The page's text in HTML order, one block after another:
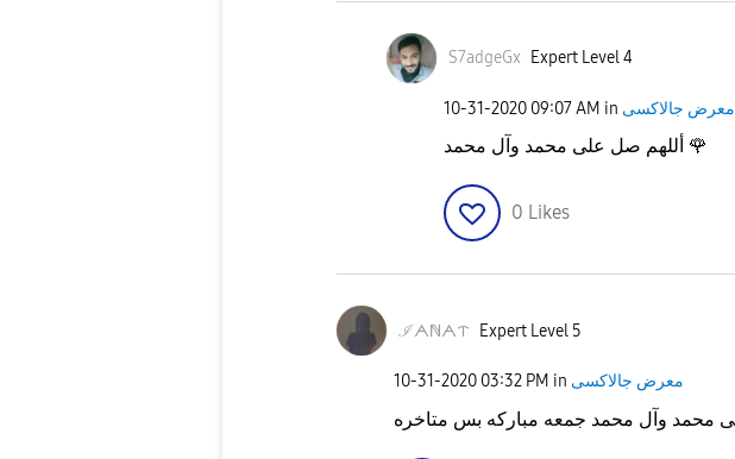
S7adgeGx Expert Level 4
‎10-31-2020 09:07 AM in معرض جالاكسى
🌹
0 Likes
ℐᗅℕᗅᝨ Expert Level 5
‎10-31-2020 03:32 PM in معرض جالاكسى